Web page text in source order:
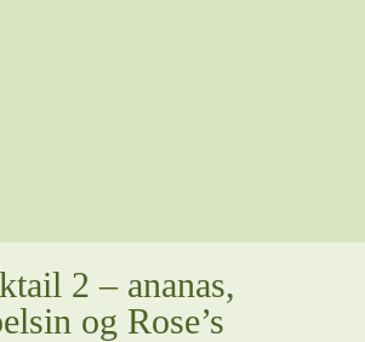
2 – ananas,
og Rose’s